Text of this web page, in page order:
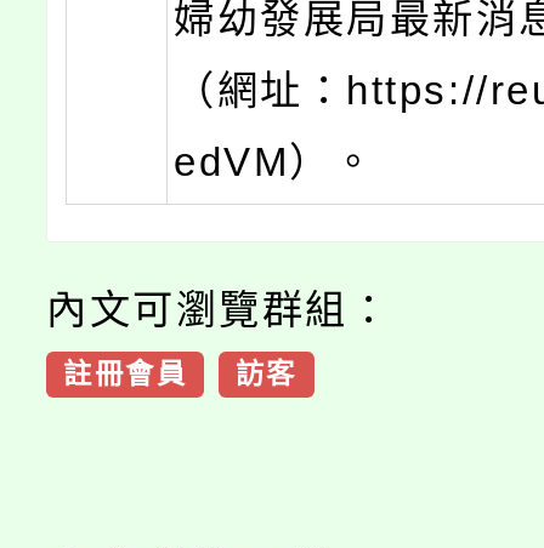
婦幼發展局最新消
（網址：https://
edVM）。
內文可瀏覽群組：
註冊會員 訪客